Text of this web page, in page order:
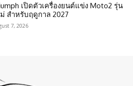
เปิดตัวเครื่องยนต์แข่ง Moto2 รุ่น
สำหรับฤดูกาล 2027
7, 2026